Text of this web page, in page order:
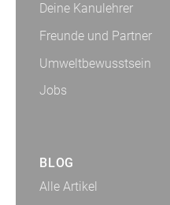
Deine Kanulehrer
Freunde und Partner
Umweltbewusstsein
Jobs
BLOG
Alle Artikel